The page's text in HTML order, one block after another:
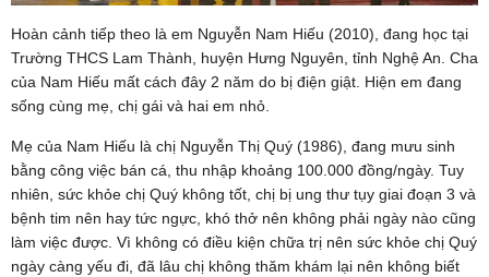
Hoàn cảnh tiếp theo là em Nguyễn Nam Hiếu (2010), đang học tại
Trường THCS Lam Thành, huyện Hưng Nguyên, tỉnh Nghệ An. Cha
của Nam Hiếu mất cách đây 2 năm do bị điện giật. Hiện em đang
sống cùng mẹ, chị gái và hai em nhỏ.
Mẹ của Nam Hiếu là chị Nguyễn Thị Quý (1986), đang mưu sinh
bằng công việc bán cá, thu nhập khoảng 100.000 đồng/ngày. Tuy
nhiên, sức khỏe chị Quý không tốt, chị bị ung thư tụy giai đoạn 3 và
bệnh tim nên hay tức ngực, khó thở nên không phải ngày nào cũng
làm việc được. Vì không có điều kiện chữa trị nên sức khỏe chị Quý
ngày càng yếu đi, đã lâu chị không thăm khám lại nên không biết